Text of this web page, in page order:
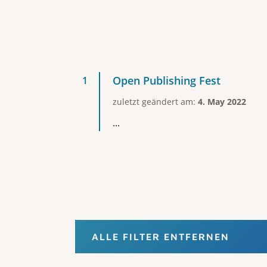
Open Publishing Fest
zuletzt geändert am: 4. May 2022
...
ALLE FILTER ENTFERNEN